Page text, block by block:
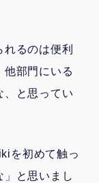
るのは便利
他部門にいる
、と思ってい
を初めて触っ
」と思いまし